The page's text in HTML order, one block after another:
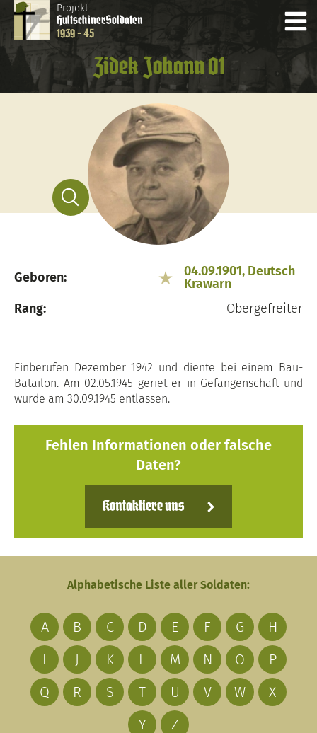
Projekt
HultschinerSoldaten
1939 - 45
Zidek Johann 01
Geboren:
04.09.1901, Deutsch
Krawarn
Rang:
Obergefreiter
Einberufen Dezember 1942 und diente bei einem Bau-
Batailon. Am 02.05.1945 geriet er in Gefangenschaft und
wurde am 30.09.1945 entlassen.
Fehlen Informationen oder falsche
Daten?
Kontaktiere uns
Alphabetische Liste aller Soldaten:
A B C D E F G
H
I
J K L M N O
P
Q
R S T U V W
X
Y
Z